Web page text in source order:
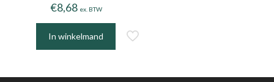
€8,68 ex. BTW
In winkelmand